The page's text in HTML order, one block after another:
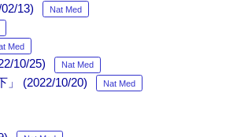
13) Nat Med
Med
10/25) Nat Med
」 (2022/10/20) Nat Med